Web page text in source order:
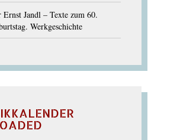
Ernst Jandl – Texte zum 60.
Werkgeschichte